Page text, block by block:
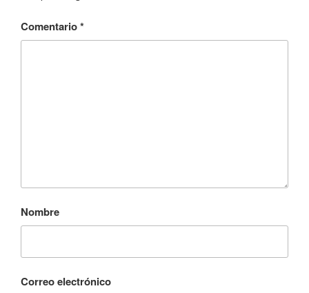
Comentario*
Nombre
Correo electrónico